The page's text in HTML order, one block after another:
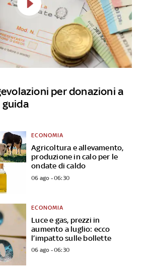
per donazioni a
Agricoltura e allevamento,
produzione in calo per le
ondate di caldo
ECONOMIA
06 ago - 06:30
Luce e gas, prezzi in
aumento a luglio: ecco
l’impatto sulle bollette
ECONOMIA
06 ago - 06:30